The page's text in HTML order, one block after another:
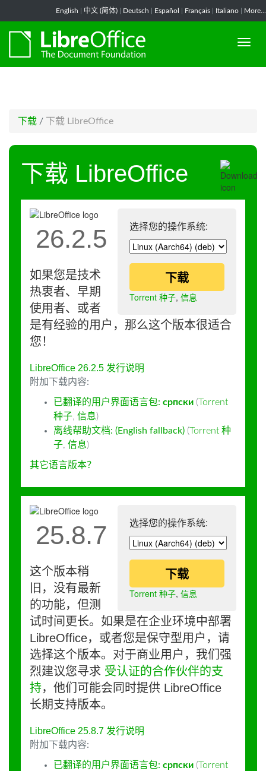
English 中文 (简体) Deutsch Español Français Italiano More...
下载 / 下载 LibreOffice
下载 LibreOffice
选择您的操作系统:
下载
Torrent 种子, 信息
26.2.5
如果您是技术
热衷者、早期
使用者、或者
是有经验的用户，那么这个版本很适合
您！
LibreOffice 26.2.5 发行说明
附加下载内容:
已翻译的用户界面语言包: српски (Torrent
种子, 信息)
离线帮助文档: (English fallback) (Torrent 种
子, 信息)
其它语言版本？
选择您的操作系统:
下载
Torrent 种子, 信息
25.8.7
这个版本稍
旧，没有最新
的功能，但测
试时间更长。如果是在企业环境中部署
LibreOffice，或者您是保守型用户，请
选择这个版本。对于商业用户，我们强
烈建议您寻求 受认证的合作伙伴的支
持，他们可能会同时提供 LibreOffice
长期支持版本。
LibreOffice 25.8.7 发行说明
附加下载内容:
已翻译的用户界面语言包: српски (Torrent